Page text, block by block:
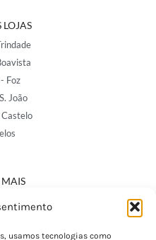
usamos tecnologias como
LOJAS
Foz
João